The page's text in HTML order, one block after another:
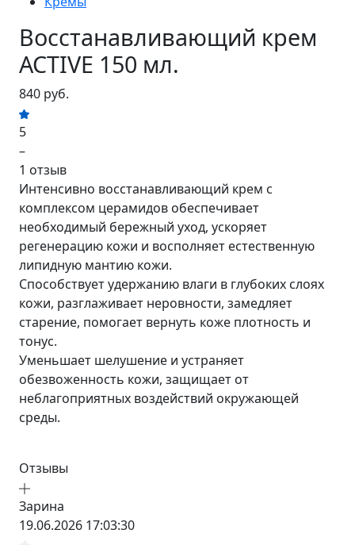
Восстанавливающий крем
ACTIVE 150 мл.
840 руб.
5
–
1 отзыв
Интенсивно восстанавливающий крем с
комплексом церамидов обеспечивает
необходимый бережный уход, ускоряет
регенерацию кожи и восполняет естественную
липидную мантию кожи.
Способствует удержанию влаги в глубоких слоях
кожи, разглаживает неровности, замедляет
старение, помогает вернуть коже плотность и
тонус.
Уменьшает шелушение и устраняет
обезвоженность кожи, защищает от
неблагоприятных воздействий окружающей
среды.
Отзывы
Зарина
19.06.2026 17:03:30